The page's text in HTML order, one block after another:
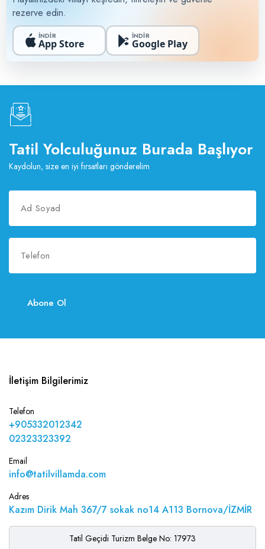
rezerve edin.
İNDİR
App Store
İNDİR
Google Play
Tatil Yolculuğunuz Burada Başlıyor
Kaydolun, size en iyi fırsatları gönderelim
Abone Ol
İletişim Bilgilerimiz
Telefon
+905332012342
02323323392
Email
info@tatilvillamda.com
Adres
Kazım Dirik Mah 367/7 sokak no14 A113 Bornova/İZMİR
Tatil Geçidi Turizm Belge No: 17973